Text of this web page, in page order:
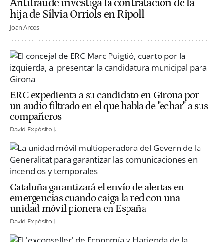
Antifraude investiga la contratación de la
hija de Sílvia Orriols en Ripoll
Joan Arcos
ERC expedienta a su candidato en Girona por
un audio filtrado en el que habla de "echar" a sus
compañeros
David Expósito J.
Cataluña garantizará el envío de alertas en
emergencias cuando caiga la red con una
unidad móvil pionera en España
David Expósito J.